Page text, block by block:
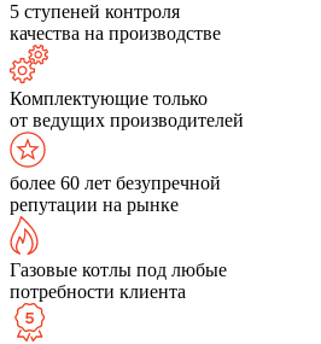
5 ступеней контроля
качества на производстве
Комплектующие только
от ведущих производителей
более 60 лет безупречной
репутации на рынке
Газовые котлы под любые
потребности клиента